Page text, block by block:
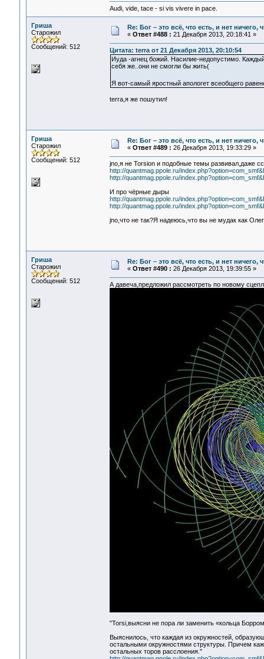
Audi, vide, tace - si vis vivere in pace.
Гриша
Старожил
Сообщений: 512
Re: Бог – это всё, что есть, и нет
« Ответ #488 : 21 Декабря 2013, 20:18:41 »
Цитата: terra от 21 Декабря 2013, 20:10:54
Иуда -агнец божий. Насилие-недопустимо.
себя же..они не смогли бы жить(
Я вот-самый яростный апологет всеобщего
terra,я же пошутил!
Гриша
Старожил
Сообщений: 512
Re: Бог – это всё, что есть, и нет
« Ответ #489 : 26 Декабря 2013, 19:33:29 »
jno,я не Torsion и подобные темы развивал,даже
http://quantmag.ppole.ru/
http://quantmag.ppole.ru/
И про чёрные дыры
http://quantmag.ppole.ru/
http://quantmag.ppole.ru/
jno,что не так?Я надеюсь,что вы не мудак как
Гриша
Старожил
Сообщений: 512
Re: Бог – это всё, что есть, и нет
« Ответ #490 : 26 Декабря 2013, 19:39:55 »
А давеча,предложил рассмотреть по новому
"Torsi,выясни не пора ли заменить «кольца
Выяснилось, что каждая из окружностей,
остальными окружностями структуры. Причем
остальных торов расслоения."